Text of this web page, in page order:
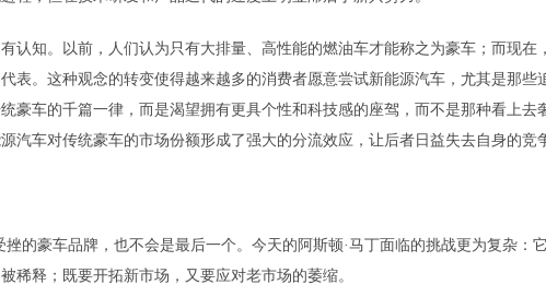
认知。以前，人们认为只有大排量、高性能的燃油车才能称之为豪车；而现在，
表。这种观念的转变使得越来越多的消费者愿意尝试新能源汽车，尤其是那些
豪车的千篇一律，而是渴望拥有更具个性和科技感的座驾，而不是那种看上去
汽车对传统豪车的市场份额形成了强大的分流效应，让后者日益失去自身的竞
的豪车品牌，也不会是最后一个。今天的阿斯顿·马丁面临的挑战更为复杂：它
稀释；既要开拓新市场，又要应对老市场的萎缩。